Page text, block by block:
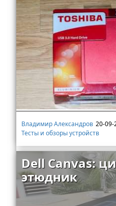
Владимир Александров 20-09-
Тесты и обзоры устройств
Dell Canvas:
этюдник